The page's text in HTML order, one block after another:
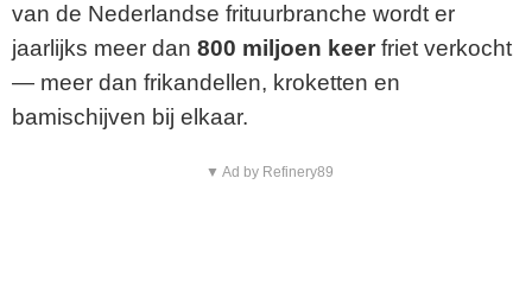
van de Nederlandse frituurbranche wordt er
jaarlijks meer dan 800 miljoen keer friet verkocht
— meer dan frikandellen, kroketten en
bamischijven bij elkaar.
▼ Ad by Refinery89